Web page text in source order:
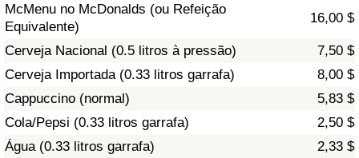
McMenu no McDonalds (ou Refeição
Equivalente)
16,00 $
Cerveja Nacional (0.5 litros à pressão)
7,50 $
Cerveja Importada (0.33 litros garrafa)
8,00 $
Cappuccino (normal)
5,83 $
Cola/Pepsi (0.33 litros garrafa)
2,50 $
Água (0.33 litros garrafa)
2,33 $
em Aqaba
Crime
Taxa do Indicador de Crime (Atual)
Indicador de Crime
Índice de criminalidade por país